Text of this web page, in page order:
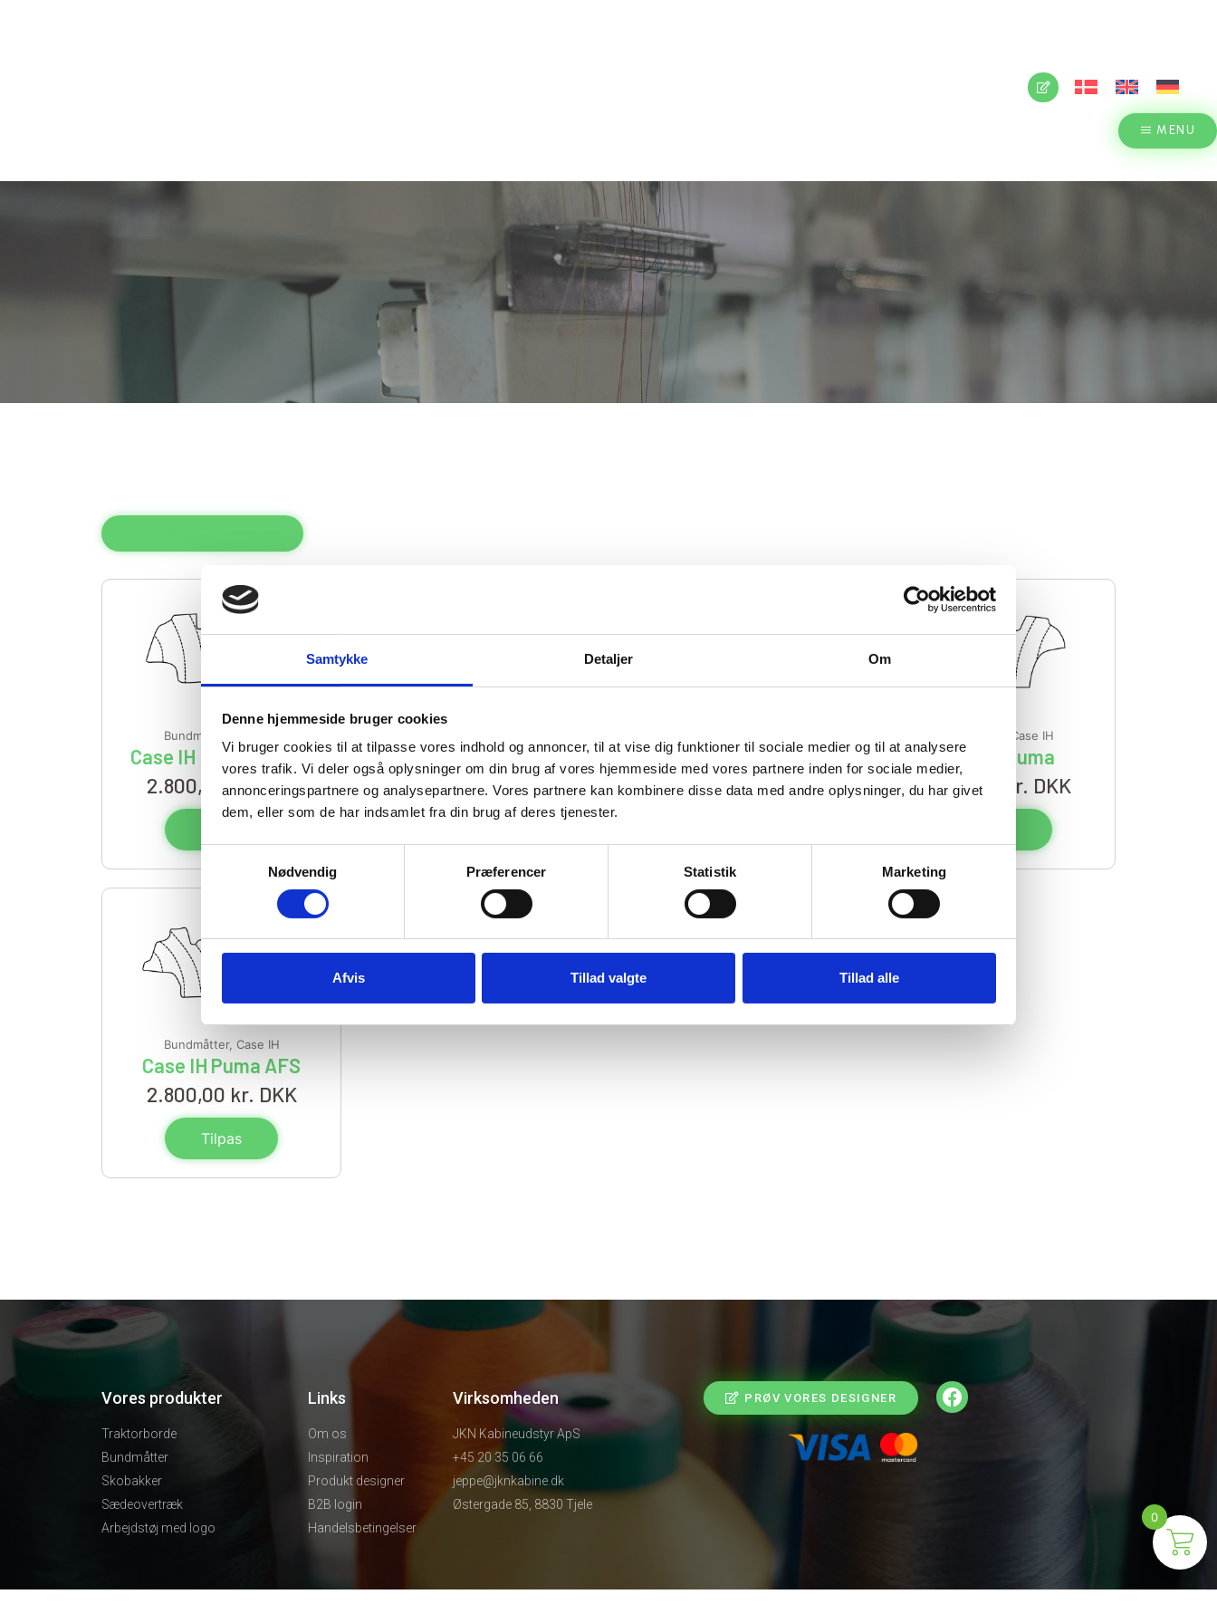
Samtykke Detaljer Om
Denne hjemmeside bruger cookies
Vi bruger cookies til at tilpasse vores indhold og annoncer, til at vise dig funktioner til sociale medier og til at analysere
vores trafik. Vi deler også oplysninger om din brug af vores hjemmeside med vores partnere inden for sociale medier,
annonceringspartnere og analysepartnere. Vores partnere kan kombinere disse data med andre oplysninger, du har givet
dem, eller som de har indsamlet fra din brug af deres tjenester.
Samtykkevalg
Nødvendig
Præferencer Statistik Marketing
Afvis Tillad valgte Tillad alle
MENU
Bundmåtter
Case IH Magnum AFS
2.800,00kr. DKK
Case IH Optum
2.800,00 kr. DKK
Case IH Optum AFS
2.800,00kr. DKK
Case IH
Case IH Puma
2.800,00 kr. DKK
Bundmåtter, Case IH
Case IH Puma AFS
2.800,00 kr. DKK
Tilpas
Vores produkter
Traktorborde
Bundmåtter
Skobakker
Sædeovertræk
Arbejdstøj med logo
Links
Om os
Inspiration
Produkt designer
B2B login
Handelsbetingelser
Virksomheden
JKN Kabineudstyr ApS
+45 20 35 06 66
jeppe@jknkabine.dk
Østergade 85, 8830 Tjele
PRØV VORES DESIGNER
0